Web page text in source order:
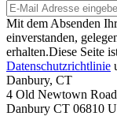
Mit dem Absenden
einverstanden,
erhalten.Diese Seite
Datenschutzrichtlinie
Danbury, CT
4 Old Newtown Road
Danbury CT 06810